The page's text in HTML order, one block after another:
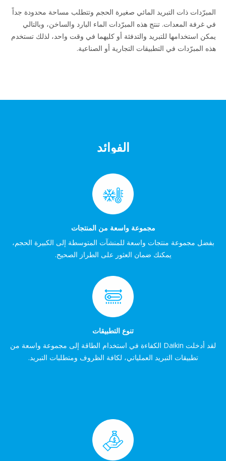
المبرّدات ذات التبريد المائي صغيرة الحجم وتتطلب مساحة محدودة جداً
في غرفة المعدات. تنتج هذه المبرّدات الماء البارد والساخن، وبالتالي
يمكن استخدامها للتبريد والتدفئة أو كليهما في وقت واحد، لذلك تستخدم
هذه المبرّدات في التطبيقات التجارية أو الصناعية.
الفوائد
مجموعة واسعة من المنتجات
بفضل مجموعة منتجات واسعة للمنشآت المتوسطة إلى الكبيرة الحجم،
يمكنك ضمان العثور على الطراز الصحيح.
تنوع التطبيقات
لقد أدخلت Daikin الكفاءة في استخدام الطاقة إلى مجموعة واسعة من
تطبيقات التبريد العملياتي، لكافة الظروف ومتطلبات التبريد.